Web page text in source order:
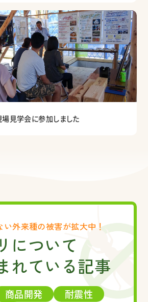
場見学会に参加しました
い外来種の被害が拡大中！
について
れている記事
商品開発
耐震性